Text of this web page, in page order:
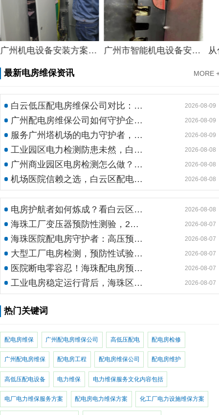
广州机电设备安装方案，标准空调机电设备安装服务设计方案分享 广州市智能机电设备安装，知名公路智能机电设备安装计划方案分享
最新电房维保资讯 MORE
白云低压配电房维保公司对比：定期维保与不维保，一年成本差距竟达数十万 2026-08-09
广州配电房维保公司如何守护企业用电安全？26年专业经验给您安心保障 2026-08-09
服务广州塔机场的电力守护者，工业商业园区信赖的大型配电房检修公司 2026-08-09
工业园区电力检测防患未然，白云机安预防性试验护航安全生产 2026-08-08
广州商业园区电房检测怎么做？预防性试验守护电力安全 2026-08-08
机场医院信赖之选，白云区配电室托管公司护航高频稳定用电 2026-08-08
电房护航者如何炼成？看白云区10kv配电房维保公司如何守护商业园区与地标脉搏 2026-08-08
海珠工厂变压器预防性测验，24小时生产不断电的守护神 2026-08-07
海珠医院配电房守护者：高压预防性试验如何规避呼吸机停摆风险 2026-08-07
大型工厂电房检测，预防性试验护航24h连续生产 2026-08-07
医院断电零容忍！海珠配电房预防性检测如何守住生命线？ 2026-08-07
工业电房稳定运行背后，海珠区电房维护公司如何守护写字楼与工厂用电安全 2026-08-07
热门关键词
配电房维保 广州配电房维保公司 高低压配电 配电房检修
广州配电房维保 配电房工程 配电房维保公司 配电房维护
高低压配电设备 电力维保 电力维保服务文化内容包括
电厂电力维保服务方案 配电房电力维保方案 化工厂电力设施维保方案